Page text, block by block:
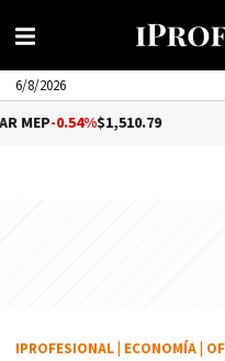
6/8/2026
$1,510.79
IPROFESIONAL ECONOMÍA